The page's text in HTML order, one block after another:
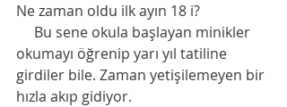
Ne zaman oldu ilk ayın 18 i?
okumayı öğrenip yarı yıl tatiline
girdiler bile. Zaman yetişilemeyen bir
hızla akıp gidiyor.